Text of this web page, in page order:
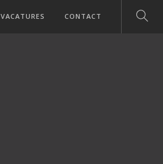
VACATURES CONTACT